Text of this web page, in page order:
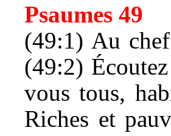
Psaumes 49
(49:1) Au
(49:2)
vous tous,
Riches et